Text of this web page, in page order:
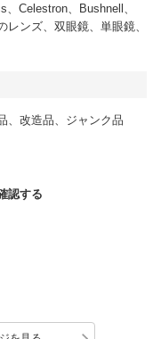
Celestron、Bushnell、
ンズ、双眼鏡、単眼鏡、
、改造品、ジャンク品
認する